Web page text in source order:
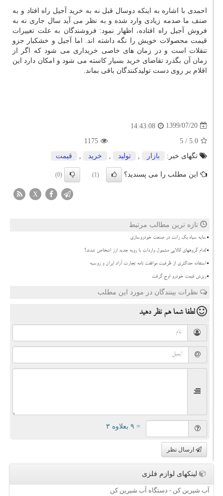
احمدی با اشاره به اینکه دوسال قبل نه به خرید آجیل راه افتاد و به
صنف ما صدمه زیادی وارد شده و به نظر می آید سال جاری نه به
فروش آجیل راه افتاده، اظهار نمود: فروشندگان به علت تغییرات
قیمت محصولات خویش را نگه داشته اند. اما آجیل و خشکبار جزو
تنقلات است و در زمان های خاصی خریداری می شود که اگر از
زمان آن بگذرد تقاضای خرید بسیار کاسته می شود و امکان دارد این
اقلام بر روی دست تولیدکنندگان باقی بماند.
1399/07/20
14:43:08
5.0
/ 5
1175
تگهای خبر:
بازار , تولید , خرید , قیمت
این مطلب را می پسندید؟ (1)
(0)
X
تازه ترین مطالب مرتبط
سایه سیاه یک رانت در صنعت خودروسازی
کدام گروههای کالایی مشمول واردات با رویه جدید ارز اشخاص شدند؟
استفاده حداکثری از ظرفیت موافقت نامه تجارت آزاد ایران و روسیه
ریزش قیمت خودرو اوج گرفت
نظرات بینندگان در مورد این مطلب
لطفا شما همنظر دهید
= ۹ بعلاوه ۳
ارسال نظر
لینکهای لوازم فلزی
آب شیرین کن - دستگاه آب شیرین کن